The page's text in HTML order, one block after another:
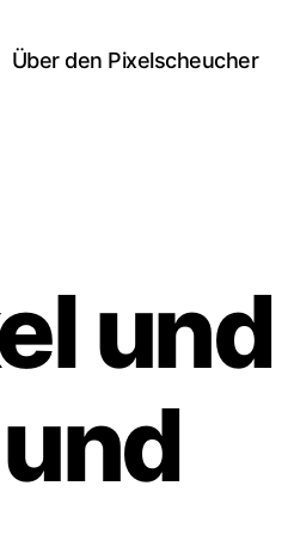
Über den Pixelscheucher
und